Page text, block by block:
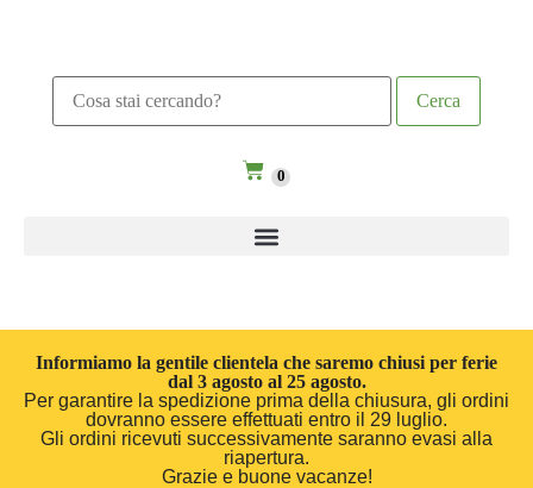
0
Informiamo la gentile clientela che saremo chiusi per ferie
dal 3 agosto al 25 agosto.
Per garantire la spedizione prima della chiusura, gli ordini
dovranno essere effettuati entro il 29 luglio.
Gli ordini ricevuti successivamente saranno evasi alla
riapertura.
Grazie e buone vacanze!